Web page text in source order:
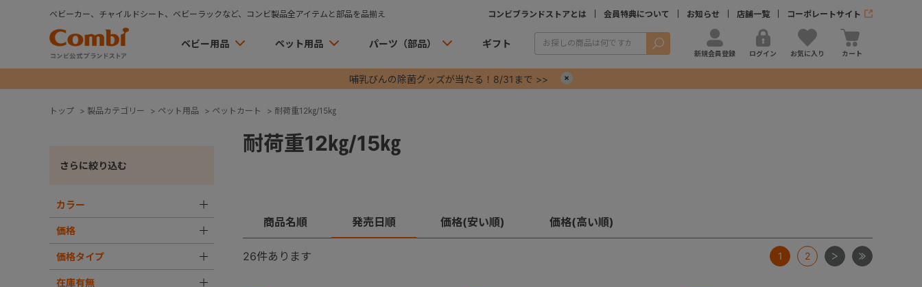
ベビーカー、チャイルドシート、ベビーラックなど、コンビ製品全アイテムと部品を品揃え コンビブランドストアとは 会員特典について お知らせ 店舗一覧 コーポレートサイト
ベビー用品 ペット用品 パーツ（部品） ギフト 検索
新規会員登録 ログイン お気に入り カート
哺乳びんの除菌グッズが当たる！8/31まで >>
トップ > 製品カテゴリー > ペット用品 > ペットカート > 耐荷重12㎏/15㎏
さらに絞り込む
カラー
価格
価格タイプ
在庫有無
耐荷重12㎏/15㎏
商品名順 発売日順 価格(安い順) 価格(高い順)
26件あります 1 2 次 最後